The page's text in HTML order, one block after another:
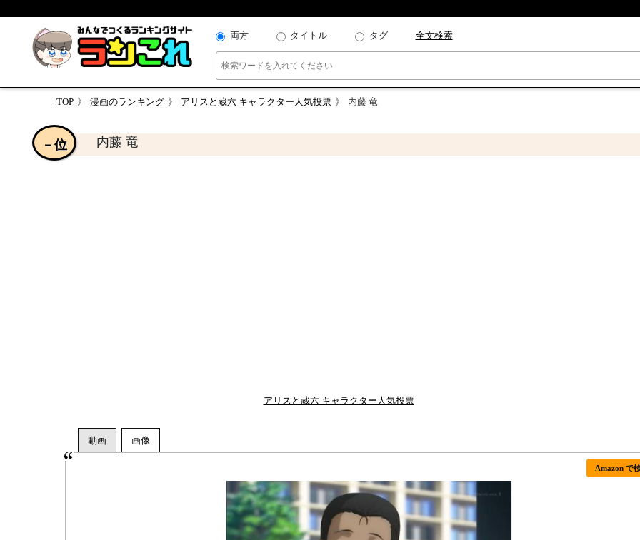
両方 タイトル タグ 全文検索
TOP 漫画のランキング アリスと蔵六 キャラクター人気投票 内藤 竜
内藤 竜
－位
アリスと蔵六 キャラクター人気投票
Amazon で